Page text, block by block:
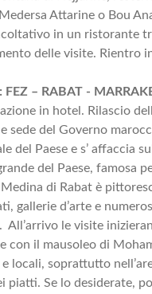
Attarine o Bou
in un ristorante
delle visite. Rientro
FEZ – RABAT -
in hotel. Rilascio
sede del Governo
del Paese e s’ affaccia
del Paese, famosa
di Rabat è
gallerie d’arte e
le visite
con il mausoleo di
locali, soprattutto
piatti. Se lo desiderate,